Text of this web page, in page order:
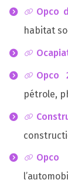
Opco
habitat
Opco
pétrole,
Opco